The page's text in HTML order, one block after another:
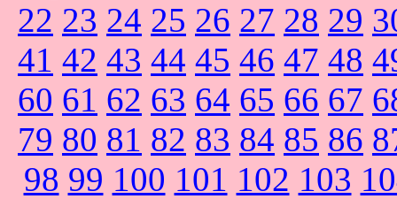
22 23 24 25 26 27 28 29
41 42 43 44 45 46 47 48
60 61 62 63 64 65 66 67
79 80 81 82 83 84 85 86
98 99 100 101 102 103